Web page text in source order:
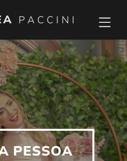
PACCINI
PESSOA